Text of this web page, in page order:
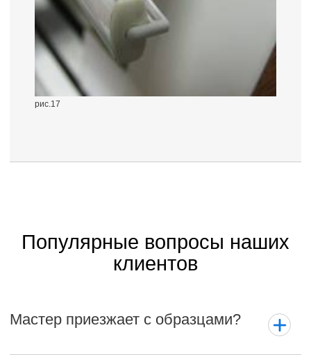
рис.17
Популярные вопросы наших
клиентов
Мастер приезжает с образцами?